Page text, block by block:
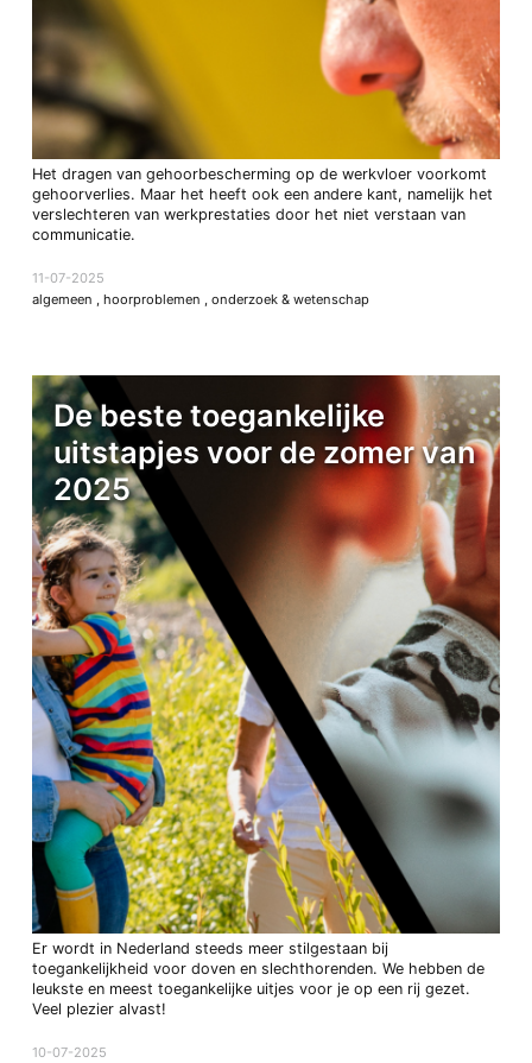
Het dragen van gehoorbescherming op de werkvloer voorkomt
gehoorverlies. Maar het heeft ook een andere kant, namelijk het
verslechteren van werkprestaties door het niet verstaan van
communicatie.
11-07-2025
algemeen
hoorproblemen onderzoek & wetenschap
De beste toegankelijke
uitstapjes voor de zomer van
2025
Er wordt in Nederland steeds meer stilgestaan bij
toegankelijkheid voor doven en slechthorenden. We hebben de
leukste en meest toegankelijke uitjes voor je op een rij gezet.
Veel plezier alvast!
10-07-2025